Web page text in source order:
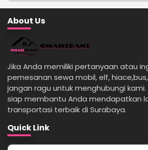
About Us
Jika Anda memiliki pertanyaan atau
pemesanan sewa mobil, elf,
jangan ragu untuk menghubungi kami.
siap membantu Anda mendapatkan
transportasi terbaik di Surabaya.
Quick Link